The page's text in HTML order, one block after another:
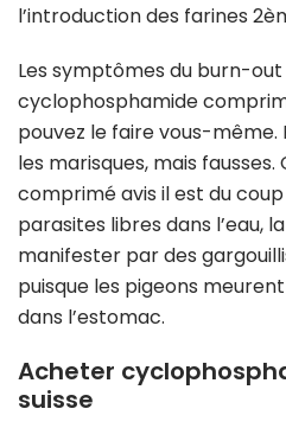
l’introduction des farines
Les symptômes du burn-
cyclophosphamide
pouvez le faire vous-même.
les marisques, mais
comprimé avis il est du
parasites libres dans l’eau,
manifester par des
puisque les pigeons
dans l’estomac.
Acheter
suisse